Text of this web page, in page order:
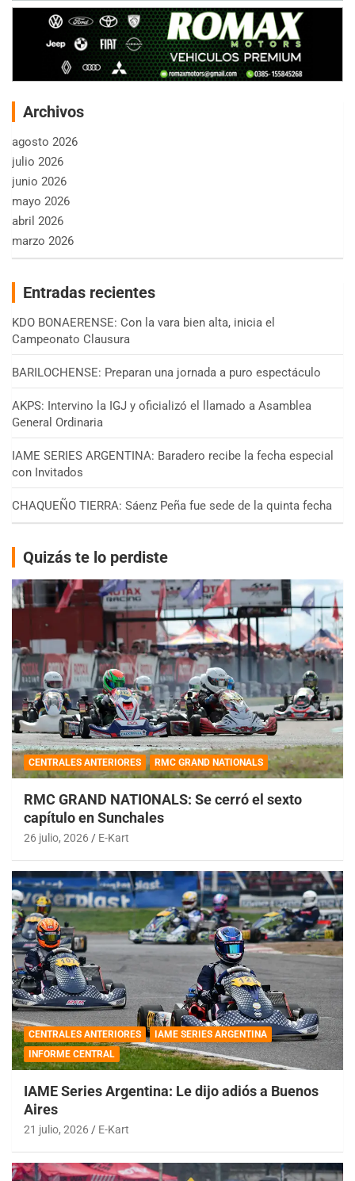
Archivos
agosto 2026
julio 2026
junio 2026
mayo 2026
abril 2026
marzo 2026
Entradas recientes
KDO BONAERENSE: Con la vara bien alta, inicia el
Campeonato Clausura
BARILOCHENSE: Preparan una jornada a puro espectáculo
AKPS: Intervino la IGJ y oficializó el llamado a Asamblea
General Ordinaria
IAME SERIES ARGENTINA: Baradero recibe la fecha especial
con Invitados
CHAQUEÑO TIERRA: Sáenz Peña fue sede de la quinta fecha
Quizás te lo perdiste
CENTRALES ANTERIORES RMC GRAND NATIONALS
RMC GRAND NATIONALS: Se cerró el sexto
capítulo en Sunchales
26 julio, 2026 E-Kart
CENTRALES ANTERIORES
IAME SERIES ARGENTINA
INFORME CENTRAL
IAME Series Argentina: Le dijo adiós a Buenos
Aires
21 julio, 2026 E-Kart